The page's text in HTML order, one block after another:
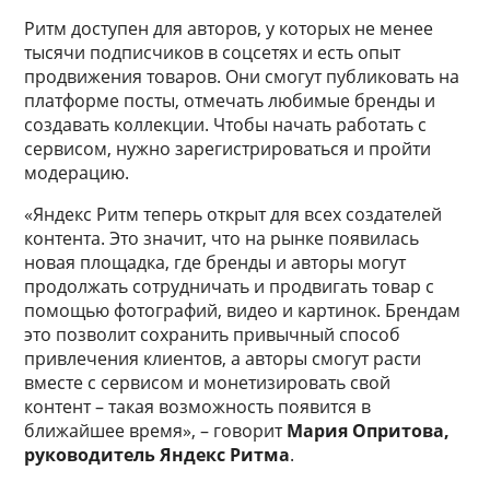
Ритм доступен для авторов, у которых не менее
тысячи подписчиков в соцсетях и есть опыт
продвижения товаров. Они смогут публиковать на
платформе посты, отмечать любимые бренды и
создавать коллекции. Чтобы начать работать с
сервисом, нужно зарегистрироваться и пройти
модерацию.
«Яндекс Ритм теперь открыт для всех создателей
контента. Это значит, что на рынке появилась
новая площадка, где бренды и авторы могут
продолжать сотрудничать и продвигать товар с
помощью фотографий, видео и картинок. Брендам
это позволит сохранить привычный способ
привлечения клиентов, а авторы смогут расти
вместе с сервисом и монетизировать свой
контент – такая возможность появится в
ближайшее время», – говоритМария Опритова,
руководитель Яндекс Ритма.